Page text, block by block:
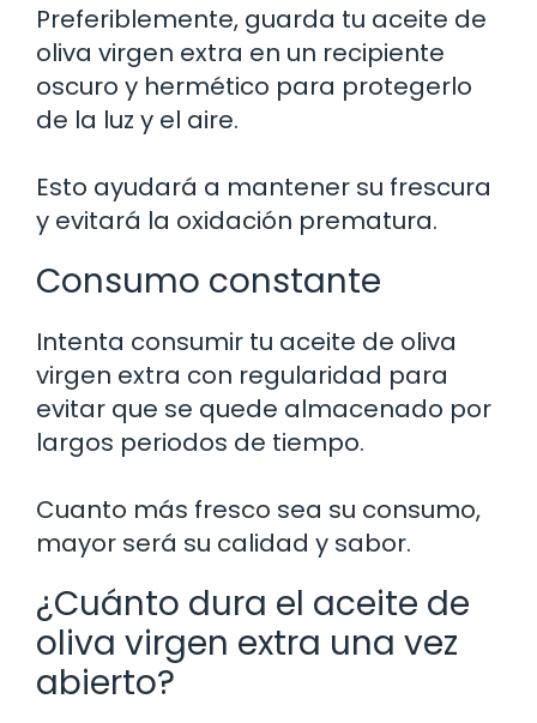
Preferiblemente, guarda tu aceite de
oliva virgen extra en un recipiente
oscuro y hermético para protegerlo
de la luz y el aire.
Esto ayudará a mantener su frescura
y evitará la oxidación prematura.
Consumo constante
Intenta consumir tu aceite de oliva
virgen extra con regularidad para
evitar que se quede almacenado por
largos periodos de tiempo.
Cuanto más fresco sea su consumo,
mayor será su calidad y sabor.
¿Cuánto dura el aceite de
oliva virgen extra una vez
abierto?